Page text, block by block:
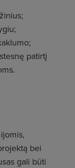
patirtį
bei
gali būti